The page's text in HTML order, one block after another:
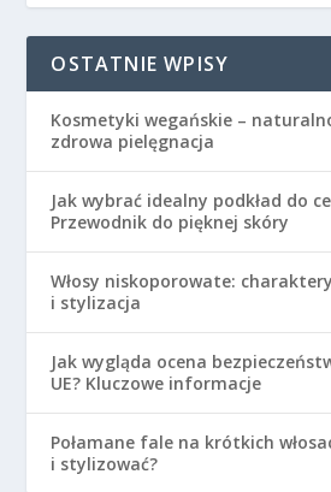
OSTATNIE WPISY
Kosmetyki wegańskie –
zdrowa pielęgnacja
Jak wybrać idealny podkład do
Przewodnik do pięknej skóry
Włosy niskoporowate:
i stylizacja
Jak wygląda ocena
UE? Kluczowe informacje
Połamane fale na krótkich
i stylizować?